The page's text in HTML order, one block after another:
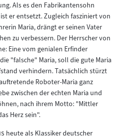
Als es den Fabrikantensohn
er entsetzt. Zugleich fasziniert von
Maria, drängt er seinen Vater
zu verbessern. Der Herrscher von
Eine vom genialen Erfinder
"falsche" Maria, soll die gute Maria
verhindern. Tatsächlich stürzt
Roboter-Maria ganz
zwischen der echten Maria und
nach ihrem Motto: "Mittler
Herz sein".
"heute als Klassiker deutscher